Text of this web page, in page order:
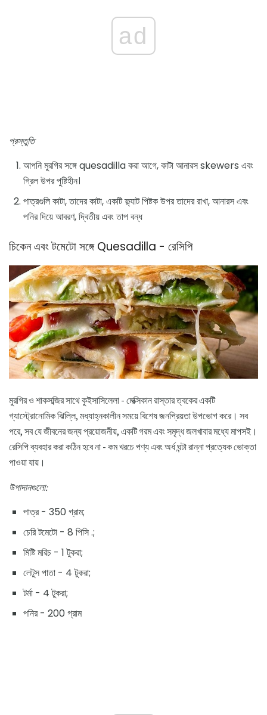
ad
প্রস্তুতি
আপনি মুরগির সঙ্গে quesadilla করা আগে, কাটা আনারস skewers এবং
গ্রিল উপর পুষ্টিহীন।
পাত্রগুলি কাটা, তাদের কাটা, একটি ফ্ল্যাট পিষ্টক উপর তাদের রাখা, আনারস এবং
পনির দিয়ে আবরণ, দ্বিতীয় এবং তাপ বন্ধ
চিকেন এবং টমেটো সঙ্গে Quesadilla - রেসিপি
মুরগির ও শাকসব্জির সাথে কুইসাসিলেলা - মেক্সিকান রাস্তার ত্বকের একটি
গ্যাস্ট্রোনোমিক ঝিল্লি, মধ্যাহ্নকালীন সময়ে বিশেষ জনপ্রিয়তা উপভোগ করে। সব
পরে, সব যে জীবনের জন্য প্রয়োজনীয়, একটি গরম এবং সমৃদ্ধ জলখাবার মধ্যে মাপসই।
রেসিপি ব্যবহার করা কঠিন হবে না - কম খরচে পণ্য এবং অর্ধ ঘন্টা রান্না প্রত্যেক ভোক্তা
পাওয়া যায়।
উপাদানগুলো:
পাত্র - 350 গ্রাম;
চেরি টমেটো - 8 পিসি .;
মিষ্টি মরিচ - 1 টুকরা;
লেটুস পাতা - 4 টুকরা;
টর্মা - 4 টুকরা;
পনির - 200 গ্রাম